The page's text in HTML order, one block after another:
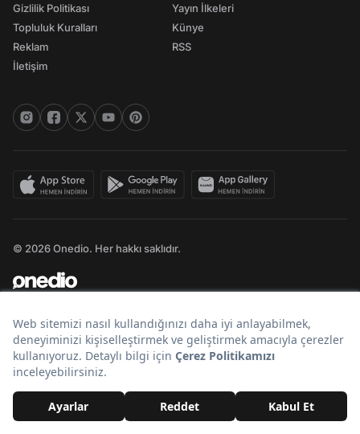
Gizlilik Politikası
Topluluk Kuralları
Reklam
İletişim
Yayın İlkeleri
Künye
RSS
© 2026 Onedio. Her hakkı saklıdır.
Bir markasıdır.